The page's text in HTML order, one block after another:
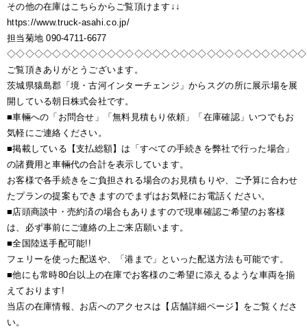
その他の在庫はこちらからご覧頂けます↓↓
https://www.truck-asahi.co.jp/
担当菊地 090-4711-6677
ご覧頂きありがとうございます。
茨城県猿島郡「境・古河インターチェンジ」からスグの所に展示場を展
開している朝日株式会社です。
■車輛への「お問合せ」「無料見積もり依頼」「在庫確認」いつでもお
気軽にご連絡ください。
■掲載している【支払総額】は「すべての手続きを弊社で行った場合」
の諸費用と車輛代の合計を表示しています。
お客様で各手続きをご負担される場合のお見積もりや、ご予算に合わせ
たプランの提案もできますのでまずはお気軽にお電話ください。
■店頭商談中・売約済の場合もありますので現車確認ご希望のお客様
は、必ず事前にご連絡の上ご来店願います。
■全国陸送手配可能!!
フェリーを使った配送や、「港まで」といった配送方法も可能です。
■他にも常時80台以上の在庫でお客様のご希望に添えるような車両を揃
えております!
当店の在庫情報、お店へのアクセスは【店舗詳細ページ】をご覧くださ
い。